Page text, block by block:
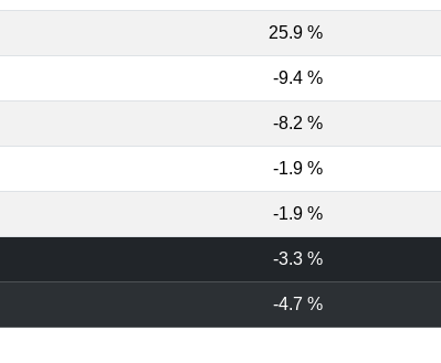
25.9 %
-9.4 %
-8.2 %
-1.9 %
-1.9 %
-3.3 %
-4.7 %